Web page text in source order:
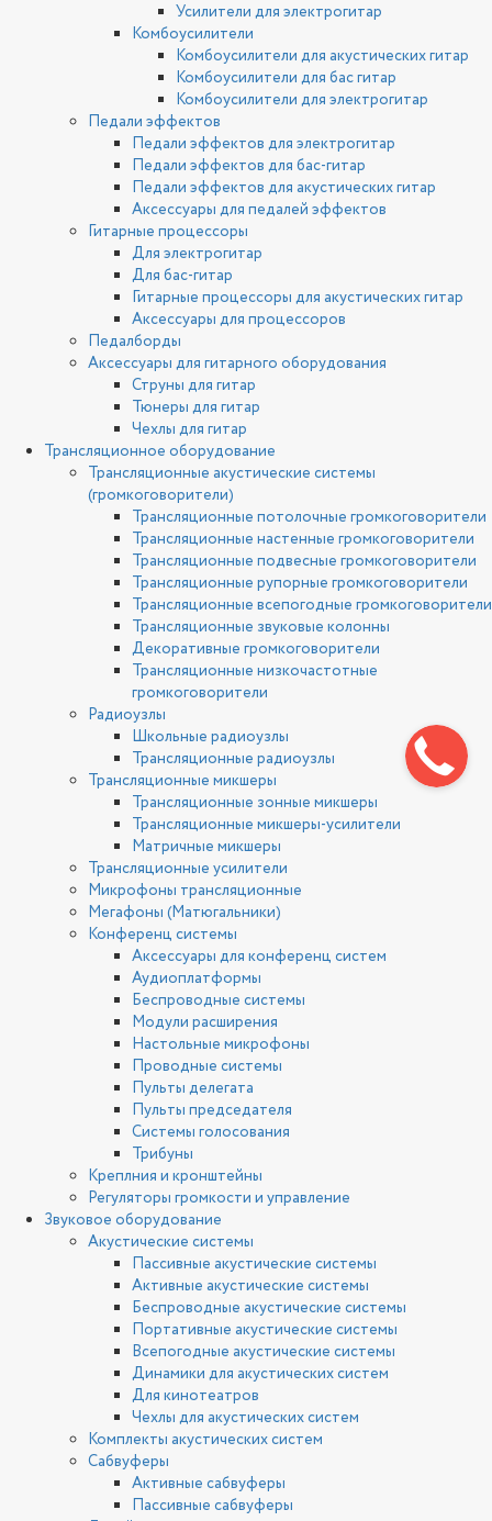
Усилители для электрогитар
Комбоусилители
Комбоусилители для акустических гитар
Комбоусилители для бас гитар
Комбоусилители для электрогитар
Педали эффектов
Педали эффектов для электрогитар
Педали эффектов для бас-гитар
Педали эффектов для акустических гитар
Аксессуары для педалей эффектов
Гитарные процессоры
Для электрогитар
Для бас-гитар
Гитарные процессоры для акустических гитар
Аксессуары для процессоров
Педалборды
Аксессуары для гитарного оборудования
Струны для гитар
Тюнеры для гитар
Чехлы для гитар
Трансляционное оборудование
Трансляционные акустические системы
(громкоговорители)
Трансляционные потолочные громкоговорители
Трансляционные настенные громкоговорители
Трансляционные подвесные громкоговорители
Трансляционные рупорные громкоговорители
Трансляционные всепогодные громкоговорители
Трансляционные звуковые колонны
Декоративные громкоговорители
Трансляционные низкочастотные
громкоговорители
Радиоузлы
Школьные радиоузлы
Трансляционные радиоузлы
Трансляционные микшеры
Трансляционные зонные микшеры
Трансляционные микшеры-усилители
Матричные микшеры
Трансляционные усилители
Микрофоны трансляционные
Мегафоны (Матюгальники)
Конференц системы
Аксессуары для конференц систем
Аудиоплатформы
Беспроводные системы
Модули расширения
Настольные микрофоны
Проводные системы
Пульты делегата
Пульты председателя
Системы голосования
Трибуны
Креплния и кронштейны
Регуляторы громкости и управление
Звуковое оборудование
Акустические системы
Пассивные акустические системы
Активные акустические системы
Беспроводные акустические системы
Портативные акустические системы
Всепогодные акустические системы
Динамики для акустических систем
Для кинотеатров
Чехлы для акустических систем
Комплекты акустических систем
Сабвуферы
Активные сабвуферы
Пассивные сабвуферы